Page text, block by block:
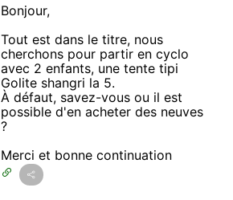
Bonjour,
Tout est dans le titre, nous
cherchons pour partir en cyclo
avec 2 enfants, une tente tipi
Golite shangri la 5.
À défaut, savez-vous ou il est
possible d'en acheter des neuves
?
Merci et bonne continuation